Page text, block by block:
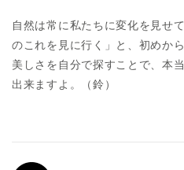
自然は常に私たちに変化を見せ
のこれを見に行く」と、初めか
美しさを自分で探すことで、本
出来ますよ。（鈴）